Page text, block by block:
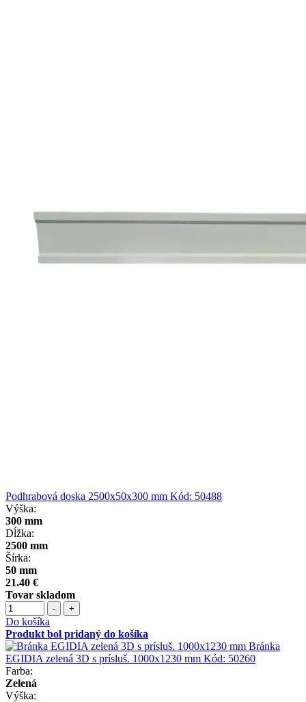
Podhrabová doska 2500x50x300 mm Kód: 50488
Výška:
300 mm
Dĺžka:
2500 mm
Šírka:
50 mm
21.40 €
Tovar skladom
- +
Do košíka
Produkt bol pridaný do košíka
Bránka
EGIDIA zelená 3D s prísluš. 1000x1230 mm Kód: 50260
Farba:
Zelená
Výška: